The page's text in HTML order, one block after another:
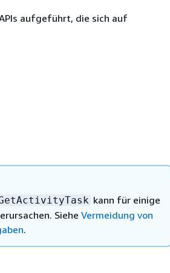
aufgeführt, die sich auf
kann für einige
Siehe Vermeidung von
.